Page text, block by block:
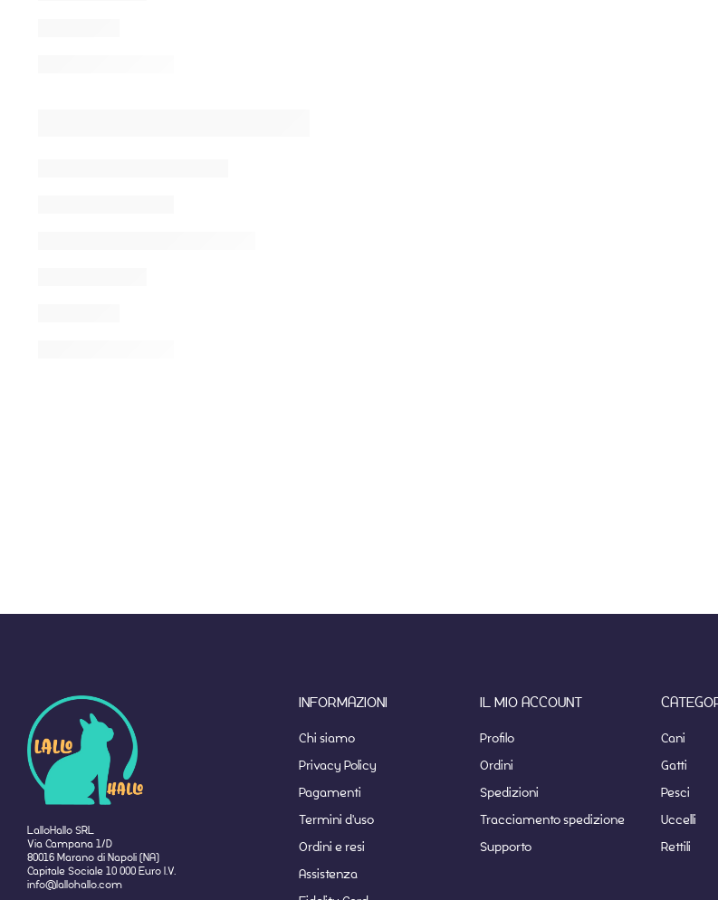
LalloHallo SRL
Via Campana 1/D
80016 Marano di Napoli (NA)
Capitale Sociale 10 000 Euro I.V.
info@lallohallo.com
INFORMAZIONI
Chi siamo
Privacy Policy
Pagamenti
Termini d'uso
Ordini e resi
Assistenza
IL MIO ACCOUNT
Profilo
Ordini
Spedizioni
Tracciamento spedizione
Supporto
Cani
Gatti
Pesci
Uccelli
Rettili